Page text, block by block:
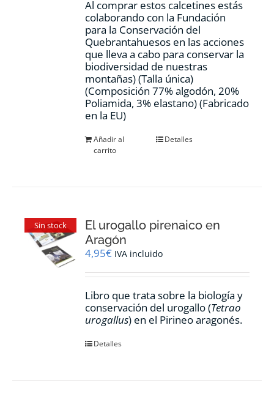
Al comprar estos calcetines estás
colaborando con la Fundación
para la Conservación del
Quebrantahuesos en las acciones
que lleva a cabo para conservar la
biodiversidad de nuestras
montañas) (Talla única)
(Composición 77% algodón, 20%
Poliamida, 3% elastano) (Fabricado
en la EU)
Añadir al
carrito
Detalles
Sin stock
El urogallo pirenaico en
Aragón
4,95€ IVA incluido
Libro que trata sobre la biología y
conservación del urogallo (Tetrao
urogallus) en el Pirineo aragonés.
Detalles